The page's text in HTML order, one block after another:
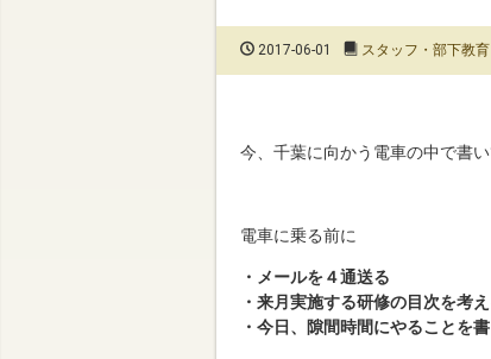
2017-06-01 スタッフ・部下教育
今、千葉に向かう電車の中で書い
電車に乗る前に
・メールを４通送る
・来月実施する研修の目次を考
・今日、隙間時間にやることを